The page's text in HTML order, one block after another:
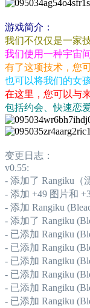
游戏简介：
我们不仅仅是一家
我们使用一种宇宙
有了这项技术，您
也可以将我们的女
在这里，您可以与
包括约会、快速恋
变更日志：
v0.55:
- 添加了 Rangiku（
- 添加 +49 图片和
- 添加 Rangiku
- 添加了 Rangiku
- 已添加 Rangiku
- 已添加 Rangiku
- 已添加 Rangiku
- 已添加 Rangiku
- 已添加 Rangiku
- 已添加 Rangiku